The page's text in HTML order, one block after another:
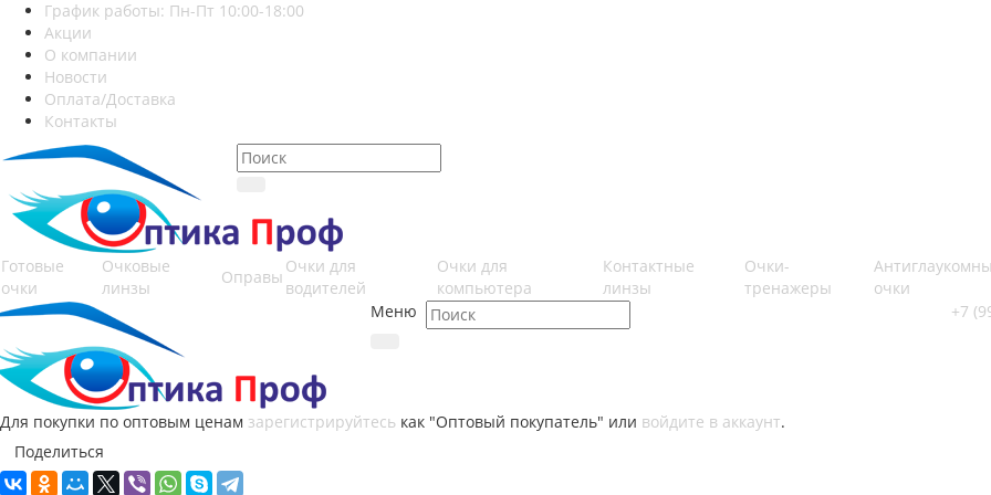
График работы: Пн-Пт 10:00-18:00
Акции
О компании
Новости
Оплата/Доставка
Контакты
Готовые
очки
Очковые
линзы
Оправы
Очки для
водителей
Очки для
компьютера
Контактные
линзы
Очки-
тренажеры
очки
Меню
+7
Для покупки по оптовым ценам зарегистрируйтесь как "Оптовый покупатель" или войдите в аккаунт.
Поделиться